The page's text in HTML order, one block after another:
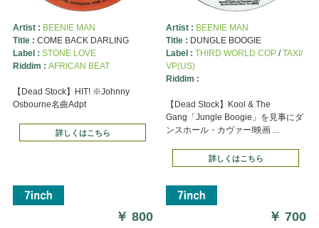
Artist : BEENIE MAN
Title : COME BACK DARLING
Label : STONE LOVE
Riddim : AFRICAN BEAT
【Dead Stock】HIT! ※Johnny
Osbourne名曲Adpt
詳しくはこちら
￥800
Artist : BEENIE MAN
Title : DUNGLE BOOGIE
Label : THIRD WORLD COP/TAXI/
VP(US)
Riddim :
【Dead Stock】Kool & The
Gang「Jungle Boogie」を見事にダ
ンスホール・カヴァー!映画 ...
詳しくはこちら
￥700